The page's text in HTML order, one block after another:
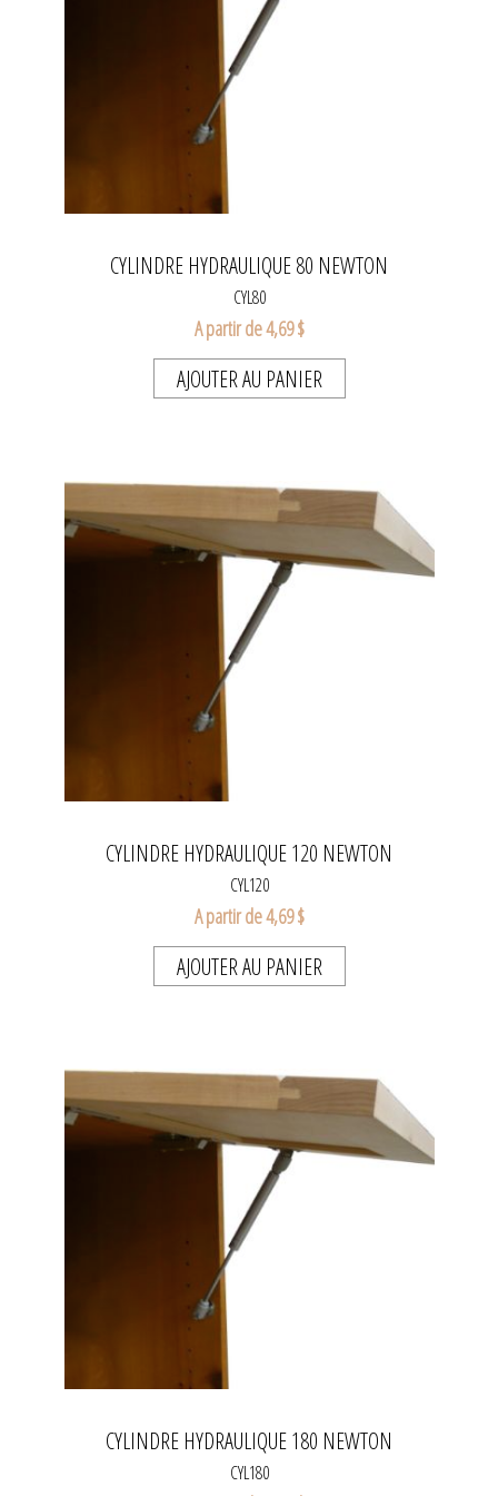
CYLINDRE HYDRAULIQUE 80 NEWTON
CYL80
A partir de 4,69 $
AJOUTER AU PANIER
CYLINDRE HYDRAULIQUE 120 NEWTON
CYL120
A partir de 4,69 $
AJOUTER AU PANIER
CYLINDRE HYDRAULIQUE 180 NEWTON
CYL180